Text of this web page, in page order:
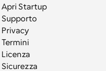
Apri Startup
Supporto
Privacy
Termini
Licenza
Sicurezza